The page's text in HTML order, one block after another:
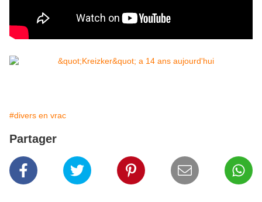
#divers en vrac
Partager